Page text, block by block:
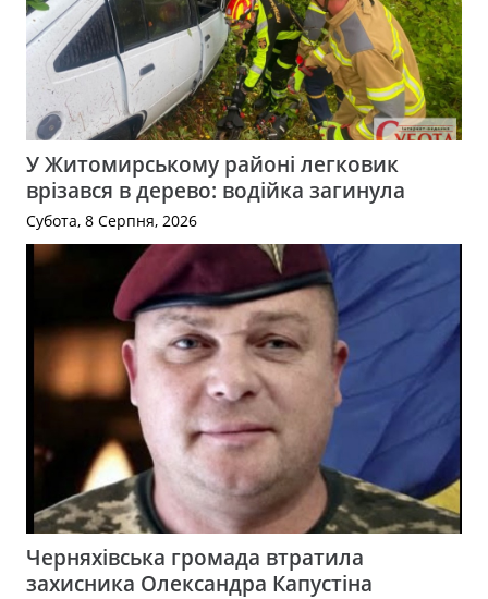
У Житомирському районі легковик
врізався в дерево: водійка загинула
Субота, 8 Серпня, 2026
Черняхівська громада втратила
захисника Олександра Капустіна